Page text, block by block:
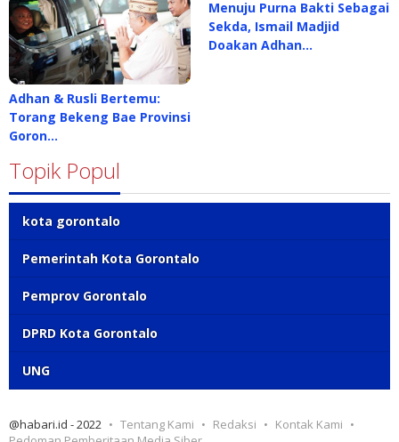
Adhan & Rusli Bertemu:
Torang Bekeng Bae Provinsi
Goron…
Menuju Purna Bakti Sebagai
Sekda, Ismail Madjid
Doakan Adhan…
Topik Popul
kota gorontalo
Pemerintah Kota Gorontalo
Pemprov Gorontalo
DPRD Kota Gorontalo
UNG
@habari.id - 2022 Tentang Kami Redaksi
Kontak Kami